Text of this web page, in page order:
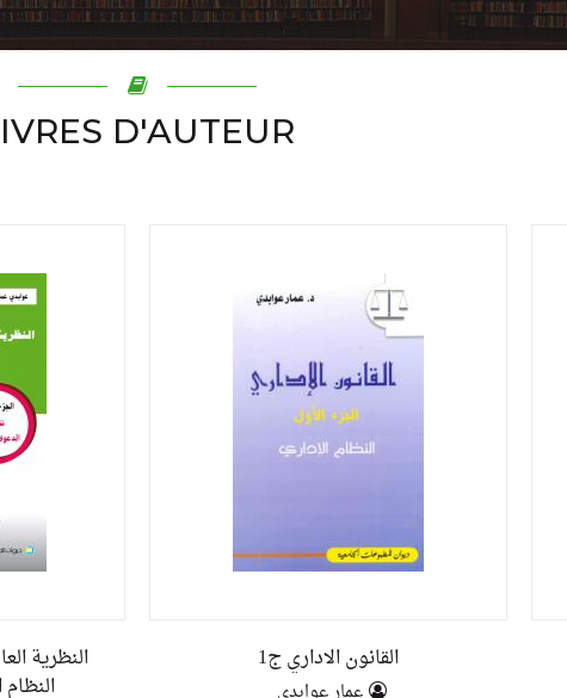
D'AUTEUR
النظرية
القانون الاداري ج1